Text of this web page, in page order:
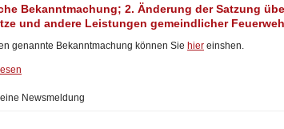
Bekanntmachung; 2. Änderung der Satzung
und andere Leistungen gemeindlicher
genannte Bekanntmachung können Sie hier einshen.
Newsmeldung